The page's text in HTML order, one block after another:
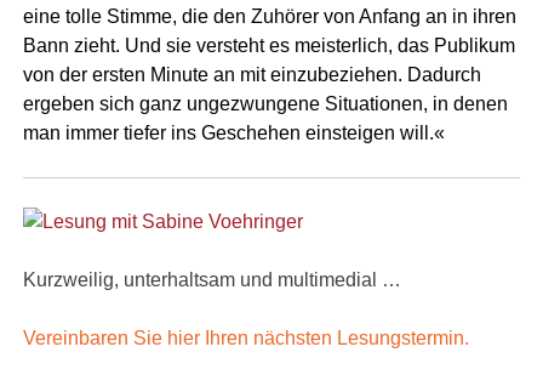
eine tolle Stimme, die den Zuhörer von Anfang an in ihren
Bann zieht. Und sie versteht es meisterlich, das Publikum
von der ersten Minute an mit einzubeziehen. Dadurch
ergeben sich ganz ungezwungene Situationen, in denen
man immer tiefer ins Geschehen einsteigen will.«
Kurzweilig, unterhaltsam und multimedial …
Vereinbaren Sie hier Ihren nächsten Lesungstermin.